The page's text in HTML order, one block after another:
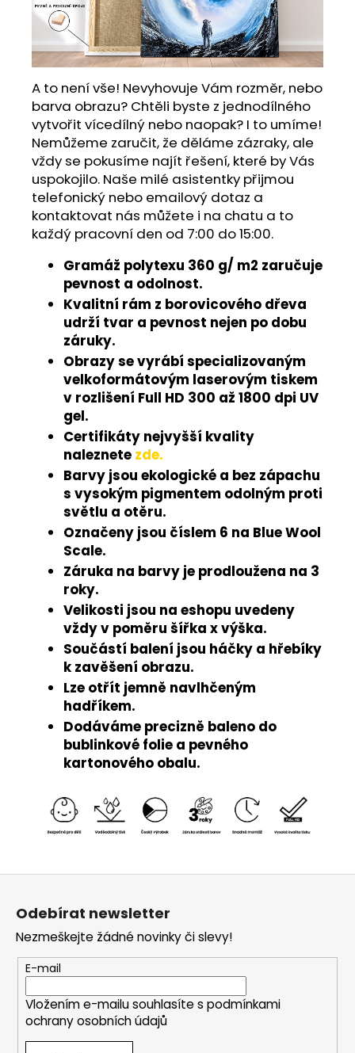
A to není vše! Nevyhovuje Vám rozměr, nebo
barva obrazu? Chtěli byste z jednodílného
vytvořit vícedílný nebo naopak? I to umíme!
Nemůžeme zaručit, že děláme zázraky, ale
vždy se pokusíme najít řešení, které by Vás
uspokojilo. Naše milé asistentky přijmou
telefonický nebo emailový dotaz a
kontaktovat nás můžete i na chatu a to
každý pracovní den od 7:00 do 15:00.
Gramáž polytexu 360 g/ m2 zaručuje
pevnost a odolnost.
Kvalitní rám z borovicového dřeva
udrží tvar a pevnost nejen po dobu
záruky.
Obrazy se vyrábí specializovaným
velkoformátovým laserovým tiskem
v rozlišení Full HD 300 až 1800 dpi UV
gel.
Certifikáty nejvyšší kvality
naleznete zde.
Barvy jsou ekologické a bez zápachu
s vysokým pigmentem odolným proti
světlu a otěru.
Označeny jsou číslem 6 na Blue Wool
Scale.
Záruka na barvy je prodloužena na 3
roky.
Velikosti jsou na eshopu uvedeny
vždy v poměru šířka x výška.
Součástí balení jsou háčky a hřebíky
k zavěšení obrazu.
Lze otřít jemně navlhčeným
hadříkem.
Dodáváme precizně baleno do
bublinkové folie a pevného
kartonového obalu.
Z
Odebírat newsletter
Nezmeškejte žádné novinky či slevy!
E-mail
Vložením e-mailu souhlasíte s podmínkami
ochrany osobních údajů